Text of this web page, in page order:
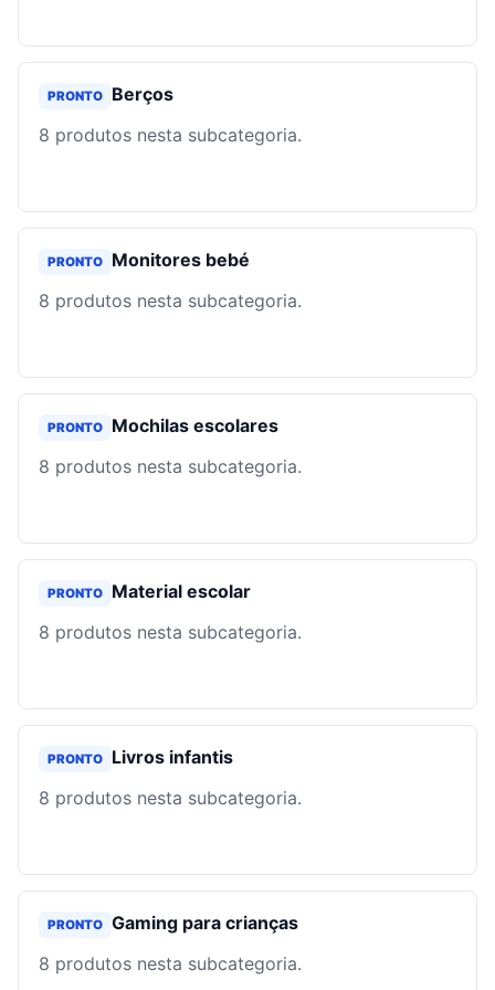
PRONTO
Berços
8 produtos nesta subcategoria.
PRONTO
Monitores bebé
8 produtos nesta subcategoria.
PRONTO
Mochilas escolares
8 produtos nesta subcategoria.
PRONTO
Material escolar
8 produtos nesta subcategoria.
PRONTO
Livros infantis
8 produtos nesta subcategoria.
PRONTO Gaming para crianças
8 produtos nesta subcategoria.